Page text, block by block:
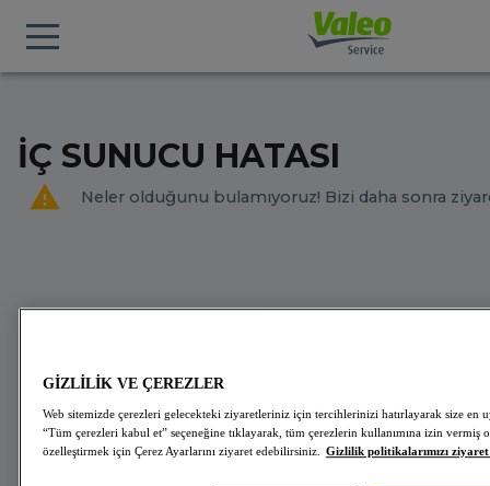
İÇ SUNUCU HATASI
Neler olduğunu bulamıyoruz! Bizi daha sonra
GİZLİLİK VE ÇEREZLER
Web sitemizde çerezleri gelecekteki ziyaretleriniz için tercihlerinizi hatırlayarak size en
“Tüm çerezleri kabul et” seçeneğine tıklayarak, tüm çerezlerin kullanımına izin vermiş
özelleştirmek için Çerez Ayarlarını ziyaret edebilirsiniz.
Gizlilik politikalarımızı